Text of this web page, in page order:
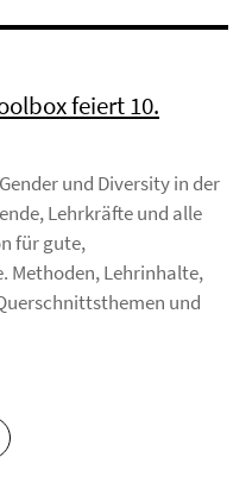
feiert 10.
und Diversity in der
Lehrkräfte und alle
für gute,
Methoden, Lehrinhalte,
und